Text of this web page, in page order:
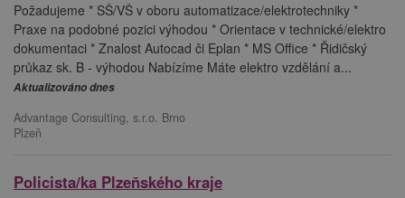
Požadujeme * SŠ/VŠ v oboru automatizace/elektrotechniky *
Praxe na podobné pozici výhodou * Orientace v technické/elektro
dokumentaci * Znalost Autocad či Eplan * MS Office * Řidičský
průkaz sk. B - výhodou Nabízíme Máte elektro vzdělání a...
Aktualizováno dnes
Advantage Consulting, s.r.o. Brno
Plzeň
Policista/ka Plzeňského kraje